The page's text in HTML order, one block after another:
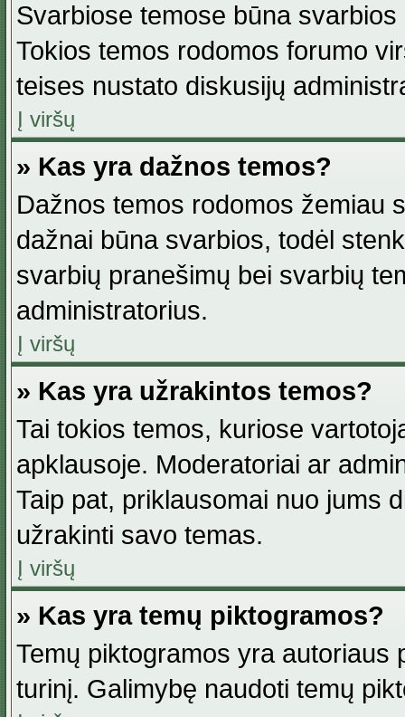
Svarbiose temose būna
Tokios temos rodomos forumo
teises nustato diskusijų
Į viršų
» Kas yra dažnos temos?
Dažnos temos rodomos žemiau
dažnai būna svarbios, todėl
svarbių pranešimų bei svarbių
administratorius.
Į viršų
» Kas yra užrakintos temos?
Tai tokios temos, kuriose
apklausoje. Moderatoriai ar
Taip pat, priklausomai nuo jums
užrakinti savo temas.
Į viršų
» Kas yra temų piktogramos?
Temų piktogramos yra autoriaus
turinį. Galimybę naudoti temų